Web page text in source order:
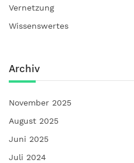
Vernetzung
Wissenswertes
Archiv
November 2025
August 2025
Juni 2025
Juli 2024